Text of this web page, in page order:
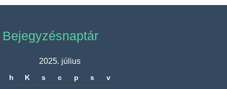
Bejegyzésnaptár
2025. július
h K s c p s v